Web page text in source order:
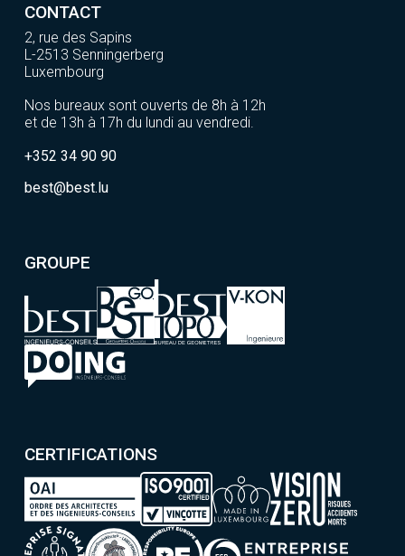
CONTACT
2, rue des Sapins
L-2513 Senningerberg
Luxembourg
Nos bureaux sont ouverts de 8h à 12h
et de 13h à 17h du lundi au vendredi.
+352 34 90 90
best@best.lu
GROUPE
CERTIFICATIONS